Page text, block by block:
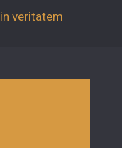
in veritatem